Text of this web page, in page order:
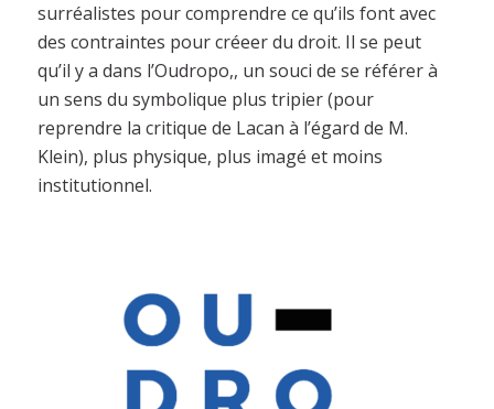
surréalistes pour comprendre ce qu’ils font avec
des contraintes pour créeer du droit. Il se peut
qu’il y a dans l’Oudropo,, un souci de se référer à
un sens du symbolique plus tripier (pour
reprendre la critique de Lacan à l’égard de M.
Klein), plus physique, plus imagé et moins
institutionnel.